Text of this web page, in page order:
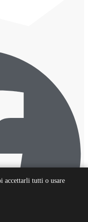
accettarli tutti o usare